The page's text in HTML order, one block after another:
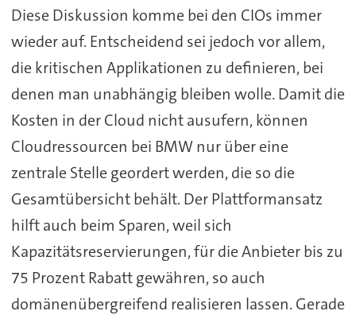
Diese Diskussion komme bei den CIOs immer
wieder auf. Entscheidend sei jedoch vor allem,
die kritischen Applikationen zu definieren, bei
denen man unabhängig bleiben wolle. Damit die
Kosten in der Cloud nicht ausufern, können
Cloudressourcen bei BMW nur über eine
zentrale Stelle geordert werden, die so die
Gesamtübersicht behält. Der Plattformansatz
hilft auch beim Sparen, weil sich
Kapazitätsreservierungen, für die Anbieter bis zu
75 Prozent Rabatt gewähren, so auch
domänenübergreifend realisieren lassen. Gerade